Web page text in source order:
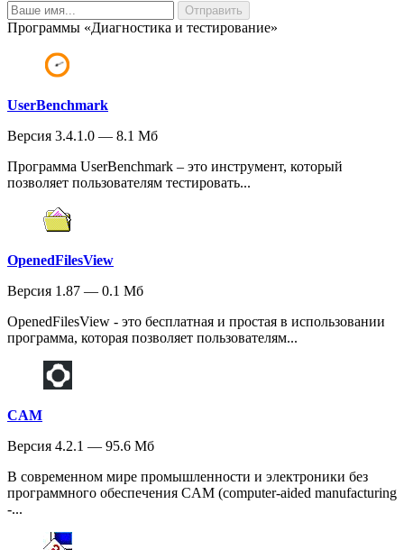
Программы «Диагностика и тестирование»
UserBenchmark
Версия 3.4.1.0 — 8.1 Мб
Программа UserBenchmark – это инструмент, который
позволяет пользователям тестировать...
OpenedFilesView
Версия 1.87 — 0.1 Мб
OpenedFilesView - это бесплатная и простая в использовании
программа, которая позволяет пользователям...
CAM
Версия 4.2.1 — 95.6 Мб
В современном мире промышленности и электроники без
программного обеспечения CAM (computer-aided manufacturing
-...